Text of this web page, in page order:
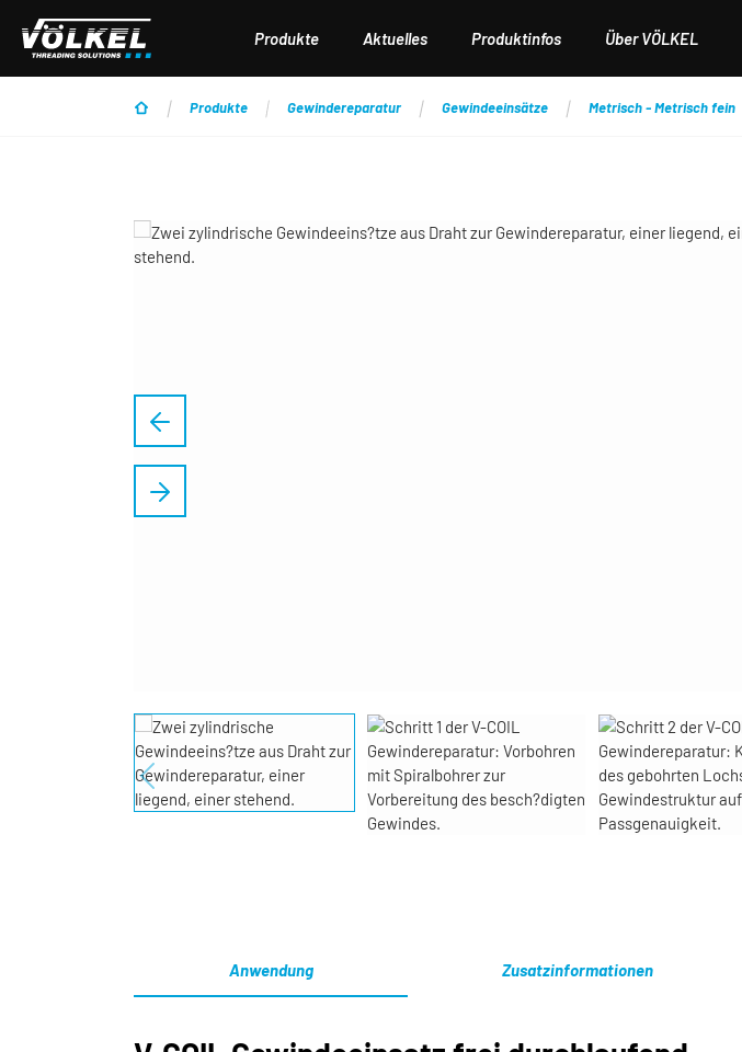
Hauptinhalt springen
Zur Suche springen
Zur Hauptnavigation springen
Produkte Aktuelles Produktinfos Über VÖLKEL
Produkte Gewindereparatur Gewindeeinsätze Metrisch - Metrisch fein
Bildergalerie überspringen
Anwendung Zusatzinformationen